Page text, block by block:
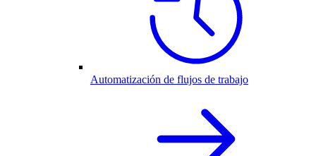
Automatización de flujos de trabajo